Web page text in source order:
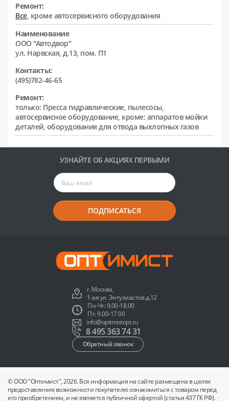
Ремонт:
Все, кроме автосервисного оборудования
Наименование
ООО "Автодвор"
ул. Нарвская, д.13, пом. П1
Контакты:
(495)782-46-65
Ремонт:
только: Пресса гидравлические, пылесосы,
автосервисное оборудование, кроме: аппаратов мойки
деталей, оборудования для отвода выхлопных газов
УЗНАЙТЕ ОБ АКЦИЯХ ПЕРВЫМИ
ПОДПИСАТЬСЯ
г. Москва,
1-ая ул. Энтузиастов д.12
Пн-Чт: 9.00-18.00
Пт: 9.00-17.00
info@optimistopt.ru
8 495 363 74 31
Обратный звонок
© ООО "Оптимист", 2026. Вся информация на сайте размещена в целях
предоставления возможности покупателю ознакомиться с товаром перед
его приобретением, и не является публичной офертой (статья 437 ГК РФ).